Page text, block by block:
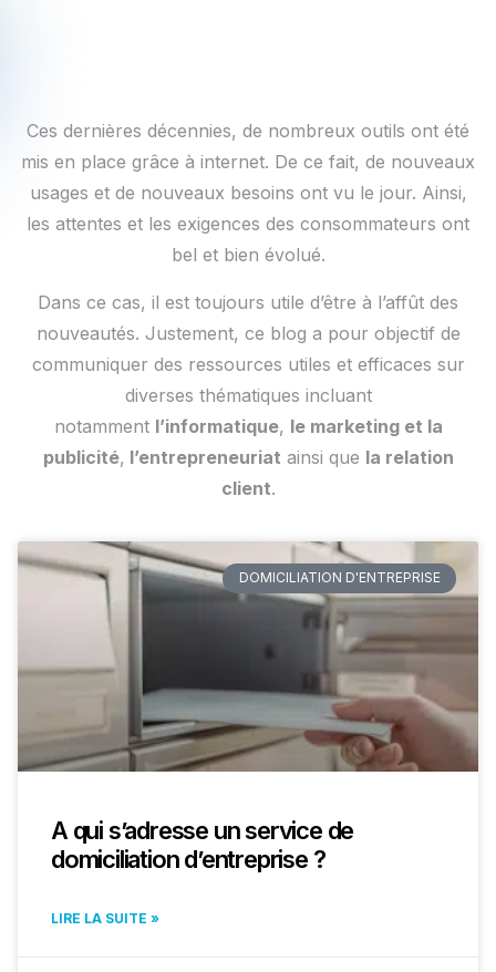
Ces dernières décennies, de nombreux outils ont été
mis en place grâce à internet. De ce fait, de nouveaux
usages et de nouveaux besoins ont vu le jour. Ainsi,
les attentes et les exigences des consommateurs ont
bel et bien évolué.
Dans ce cas, il est toujours utile d’être à l’affût des
nouveautés. Justement, ce blog a pour objectif de
communiquer des ressources utiles et efficaces sur
diverses thématiques incluant
notamment l’informatique, le marketing et la
publicité, l’entrepreneuriat ainsi que la relation
client.
DOMICILIATION D'ENTREPRISE
A qui s’adresse un service de
domiciliation d’entreprise ?
LIRE LA SUITE »